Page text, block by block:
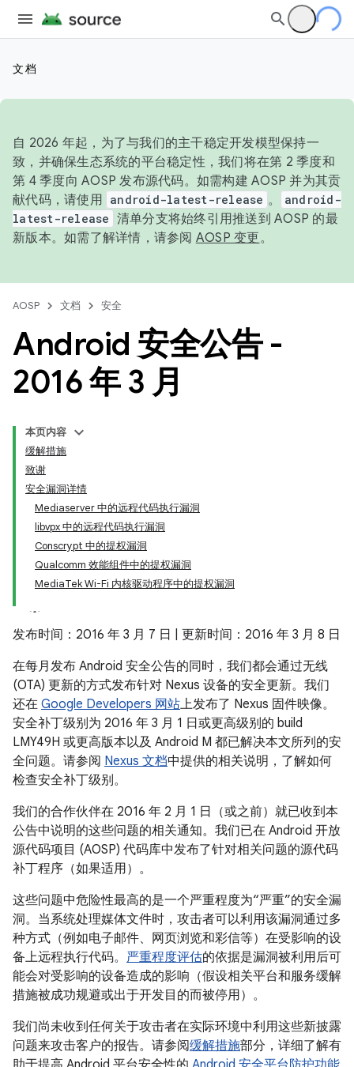
文档
自 2026 年起，为了与我们的主干稳定开发模型保持一
致，并确保生态系统的平台稳定性，我们将在第 2 季度和
第 4 季度向 AOSP 发布源代码。如需构建 AOSP 并为其贡
献代码，请使用 android-latest-release 。
android-
latest-release 清单分支将始终引用推送到 AOSP 的最
新版本。如需了解详情，请参阅 AOSP 变更。
AOSP 文档 安全
Android 安全公告 -
2016 年 3 月
本页内容
缓解措施
致谢
安全漏洞详情
Mediaserver 中的远程代码执行漏洞
libvpx 中的远程代码执行漏洞
Conscrypt 中的提权漏洞
Qualcomm 效能组件中的提权漏洞
MediaTek Wi-Fi 内核驱动程序中的提权漏洞
发布时间：2016 年 3 月 7 日 | 更新时间：2016 年 3 月 8 日
在每月发布 Android 安全公告的同时，我们都会通过无线
(OTA) 更新的方式发布针对 Nexus 设备的安全更新。我们
还在 Google Developers 网站上发布了 Nexus 固件映像。
安全补丁级别为 2016 年 3 月 1 日或更高级别的 build
LMY49H 或更高版本以及 Android M 都已解决本文所列的安
全问题。请参阅 Nexus 文档中提供的相关说明，了解如何
检查安全补丁级别。
我们的合作伙伴在 2016 年 2 月 1 日（或之前）就已收到本
公告中说明的这些问题的相关通知。我们已在 Android 开放
源代码项目 (AOSP) 代码库中发布了针对相关问题的源代码
补丁程序（如果适用）。
这些问题中危险性最高的是一个严重程度为“严重”的安全漏
洞。当系统处理媒体文件时，攻击者可以利用该漏洞通过多
种方式（例如电子邮件、网页浏览和彩信等）在受影响的设
备上远程执行代码。 严重程度评估的依据是漏洞被利用后可
能会对受影响的设备造成的影响（假设相关平台和服务缓解
措施被成功规避或出于开发目的而被停用）。
我们尚未收到任何关于攻击者在实际环境中利用这些新披露
问题来攻击客户的报告。请参阅缓解措施部分，详细了解有